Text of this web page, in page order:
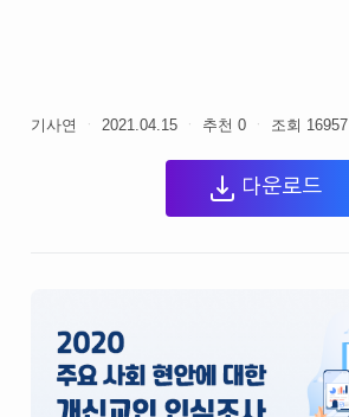
기사연 ㆍ 2021.04.15 ㆍ 추천 0 ㆍ 조회 16957
다운로드